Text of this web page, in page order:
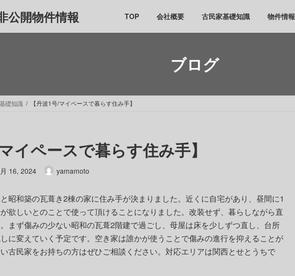
公開物件情報 TOP 会社概要 古民家基礎知識 物件情報
ブログ
礎知識 【丹波1号/マイペースで暮らす住み手】
イペースで暮らす住み手】
16, 2024 yamamoto
昭和築の瓦葺き2棟の家に住み手が決まりました。近くに自宅があり、昼間に1
欲しいとのことで使って頂けることになりました。改装せず、暮らしながら直
まず傷みの少ない昭和の瓦葺2階建で過ごし、母屋は床を少しずつ直し、台所
に変えていく予定です。空き家は誰かが使うことで傷みの進行を抑えることが
古民家をお持ちの方はぜひご相談ください。対応エリアは関西とせとうちで